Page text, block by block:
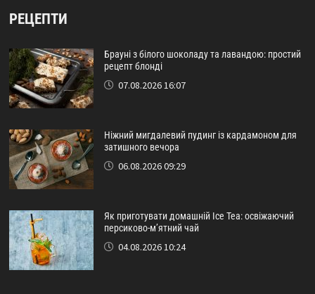
РЕЦЕПТИ
Брауні з білого шоколаду та лавандою: простий
рецепт блонді
07.08.2026 16:07
Ніжний мигдалевий пудинг із кардамоном для
затишного вечора
06.08.2026 09:29
Як приготувати домашній Ice Tea: освіжаючий
персиково-м’ятний чай
04.08.2026 10:24